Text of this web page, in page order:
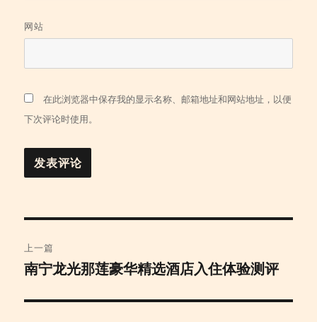
网站
在此浏览器中保存我的显示名称、邮箱地址和网站地址，以便
下次评论时使用。
章
导
上一篇
上
南宁龙光那莲豪华精选酒店入住体验测评